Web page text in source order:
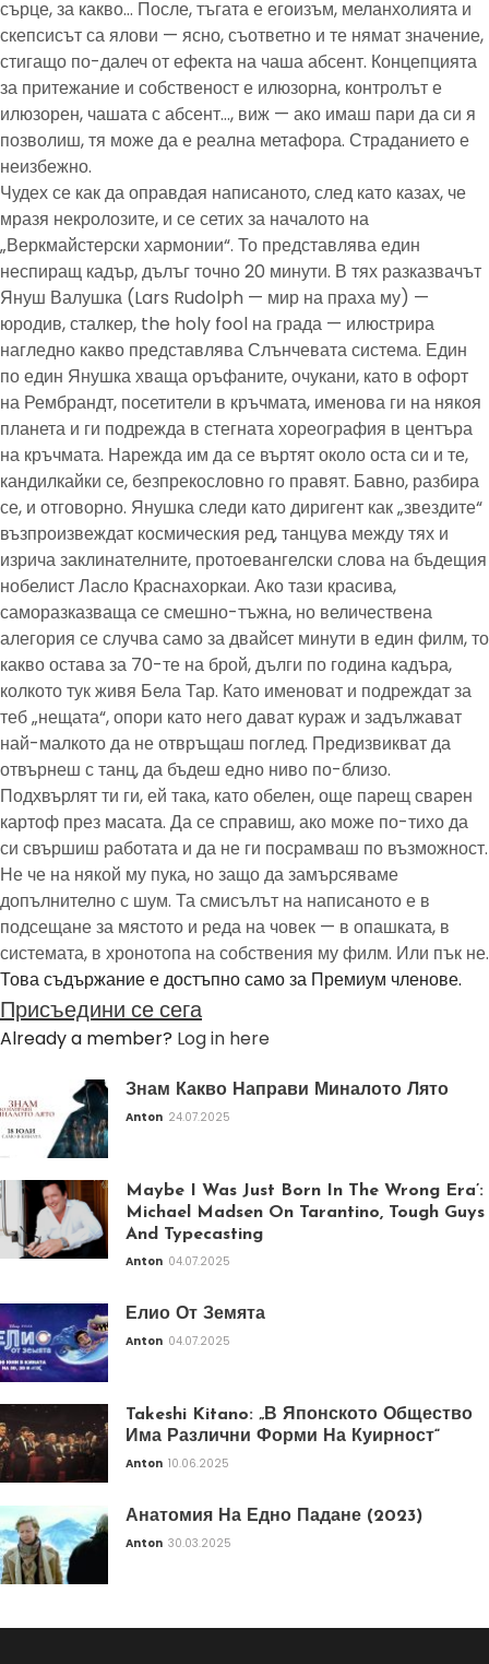
сърце, за какво… После, тъгата е егоизъм, меланхолията и
скепсисът са ялови — ясно, съответно и те нямат значение,
стигащо по-далеч от ефекта на чаша абсент. Концепцията
за притежание и собственост е илюзорна, контролът е
илюзорен, чашата с абсент…, виж — ако имаш пари да си я
позволиш, тя може да е реална метафора. Страданието е
неизбежно.
Чудех се как да оправдая написаното, след като казах, че
мразя некролозите, и се сетих за началото на
„Веркмайстерски хармонии“. То представлява един
неспиращ кадър, дълъг точно 20 минути. В тях разказвачът
Януш Валушка (Lars Rudolph — мир на праха му) —
юродив, сталкер, the holy fool на града — илюстрира
нагледно какво представлява Слънчевата система. Един
по един Янушка хваща оръфаните, очукани, като в офорт
на Рембрандт, посетители в кръчмата, именова ги на някоя
планета и ги подрежда в стегната хореография в центъра
на кръчмата. Нарежда им да се въртят около оста си и те,
кандилкайки се, безпрекословно го правят. Бавно, разбира
се, и отговорно. Янушка следи като диригент как „звездите“
възпроизвеждат космическия ред, танцува между тях и
изрича заклинателните, протоевангелски слова на бъдещия
нобелист Ласло Краснахоркаи. Ако тази красива,
саморазказваща се смешно-тъжна, но величествена
алегория се случва само за двайсет минути в един филм, то
какво остава за 70-те на брой, дълги по година кадъра,
колкото тук живя Бела Тар. Като именоват и подреждат за
теб „нещата“, опори като него дават кураж и задължават
най-малкото да не отвръщаш поглед. Предизвикват да
отвърнеш с танц, да бъдеш едно ниво по-близо.
Подхвърлят ти ги, ей така, като обелен, още парещ сварен
картоф през масата. Да се справиш, ако може по-тихо да
си свършиш работата и да не ги посрамваш по възможност.
Не че на някой му пука, но защо да замърсяваме
допълнително с шум. Та смисълът на написаното е в
подсещане за мястото и реда на човек — в опашката, в
системата, в хронотопа на собствения му филм. Или пък не.
Това съдържание е достъпно само за Премиум членове.
Присъедини се сега
Already a member? Log in here
Знам Какво Направи Миналото Лято
Anton 24.07.2025
Maybe I Was Just Born In The Wrong Era’:
Michael Madsen On Tarantino, Tough Guys
And Typecasting
Anton 04.07.2025
Елио От Земята
Anton 04.07.2025
Takeshi Kitano: „В Японското Общество
Има Различни Форми На Куирност“
Anton 10.06.2025
Анатомия На Едно Падане (2023)
Anton 30.03.2025